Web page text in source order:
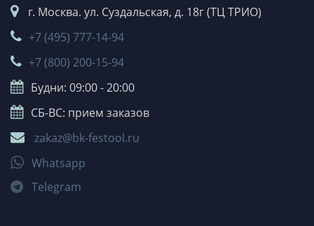
г. Москва. ул. Суздальская, д. 18г (ТЦ ТРИО)
+7 (495) 777-14-94
+7 (800) 200-15-94
Будни: 09:00 - 20:00
СБ-ВС: прием заказов
zakaz@bk-festool.ru
Whatsapp
Telegram